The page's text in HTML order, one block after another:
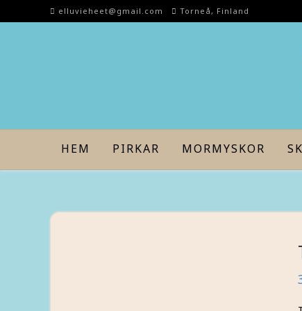
to
elluvieheet@gmail.com Torneå, Finland
HEM PIRKAR MORMYSKOR